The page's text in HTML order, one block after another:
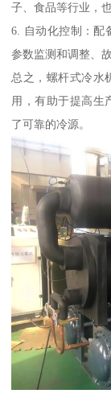
子、食品等行业，
6. 自动化控制：配
参数监测和调整、
总之，螺杆式冷水
用，有助于提高生
了可靠的冷源。